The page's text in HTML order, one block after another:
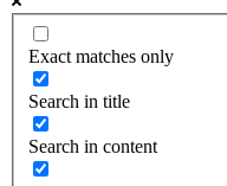
Exact matches only
Search in title
Search in content